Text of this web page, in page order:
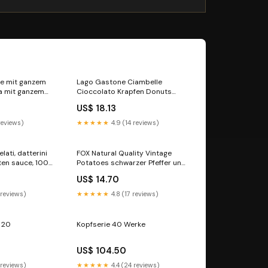
mit ganzem
mit ganzem
zarte
Lago Gastone Ciambelle
Cioccolato Krapfen Donuts
Packung à 240 g, Jede Packung
Enthält 6 Donuts à 40 g
US$ 18.13
★★★★★ 4.9 (14 reviews)
datterini
sauce, 100%
240
FOX Natural Quality Vintage
Potatoes schwarzer Pfeffer und
handgefertigte Kartoffel crisps
chips 120 g italienisch Original
US$ 14.70
★★★★★ 4.8 (17 reviews)
20 Kopfserie 40 Werke
US$ 104.50
★★★★★ 4.4 (24 reviews)